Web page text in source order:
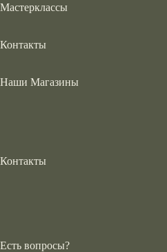
Мастерклассы
Контакты
Наши Магазины
Контакты
Есть вопросы?